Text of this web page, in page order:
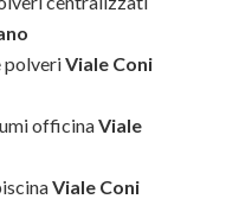
polveriViale Coni
officinaViale
Viale Coni